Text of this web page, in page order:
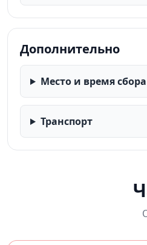
Дополнительно
Место и время сбора
Транспорт